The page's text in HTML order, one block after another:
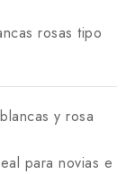
rosas tipo
y rosa
para novias e